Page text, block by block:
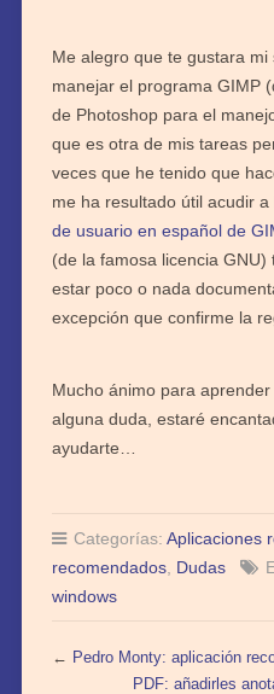
Me alegro que te gustara
manejar el programa GIMP
de Photoshop para el
que es otra de mis tareas
veces que he tenido que
me ha resultado útil acudir
de usuario en español de
(de la famosa licencia
estar poco o nada
excepción que confirme la
Mucho ánimo para
alguna duda, estaré
ayudarte…
Categorías: Aplicaciones
recomendados, Dudas
windows
← Pedro Monty: aplicación
PDF: añadirles